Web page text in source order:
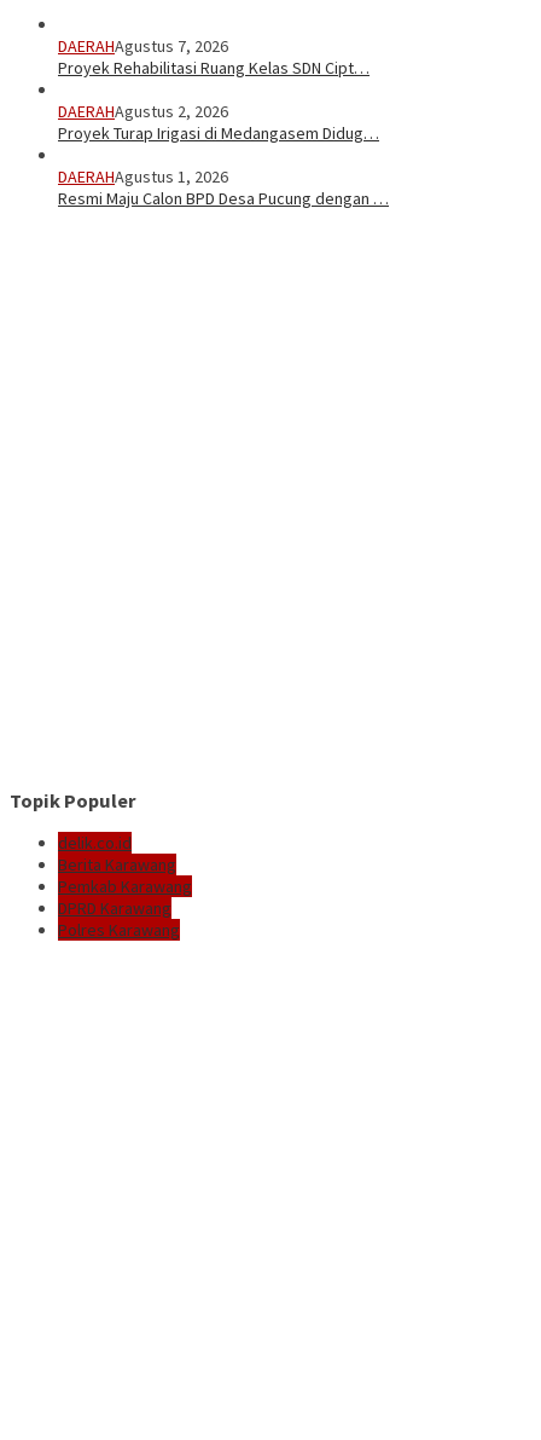
DAERAHAgustus 7, 2026
Proyek Rehabilitasi Ruang Kelas SDN Cipt…
DAERAHAgustus 2, 2026
Proyek Turap Irigasi di Medangasem Didug…
DAERAHAgustus 1, 2026
Resmi Maju Calon BPD Desa Pucung dengan …
Topik Populer
delik.co.id
Berita Karawang
Pemkab Karawang
DPRD Karawang
Polres Karawang